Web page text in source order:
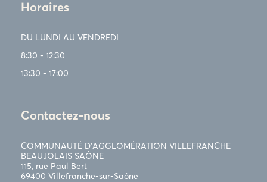
Horaires
DU LUNDI AU VENDREDI
8:30 - 12:30
13:30 - 17:00
Contactez-nous
COMMUNAUTÉ D’AGGLOMÉRATION VILLEFRANCHE
BEAUJOLAIS SAÔNE
115, rue Paul Bert
69400 Villefranche-sur-Saône